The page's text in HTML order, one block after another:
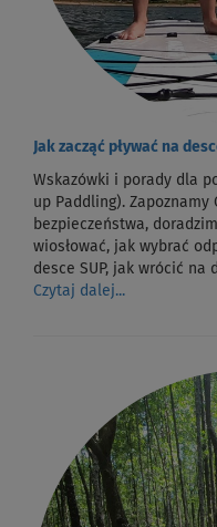
Jak zacząć pływać na
Wskazówki i porady dla
up Paddling).
bezpieczeństwa,
wiosłować, jak wybrać
desce SUP, jak wrócić
Czytaj dalej...